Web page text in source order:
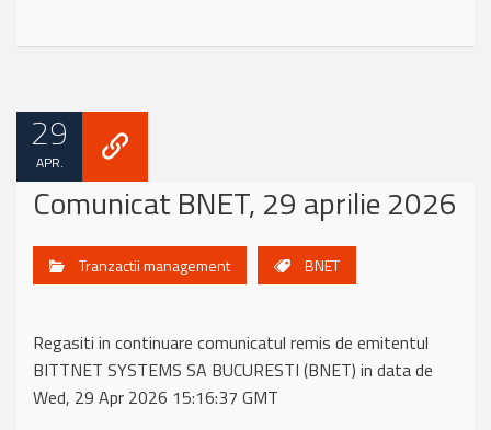
29
APR.
Comunicat BNET, 29 aprilie 2026
Tranzactii management BNET
Regasiti in continuare comunicatul remis de emitentul
BITTNET SYSTEMS SA BUCURESTI (BNET) in data de
Wed, 29 Apr 2026 15:16:37 GMT